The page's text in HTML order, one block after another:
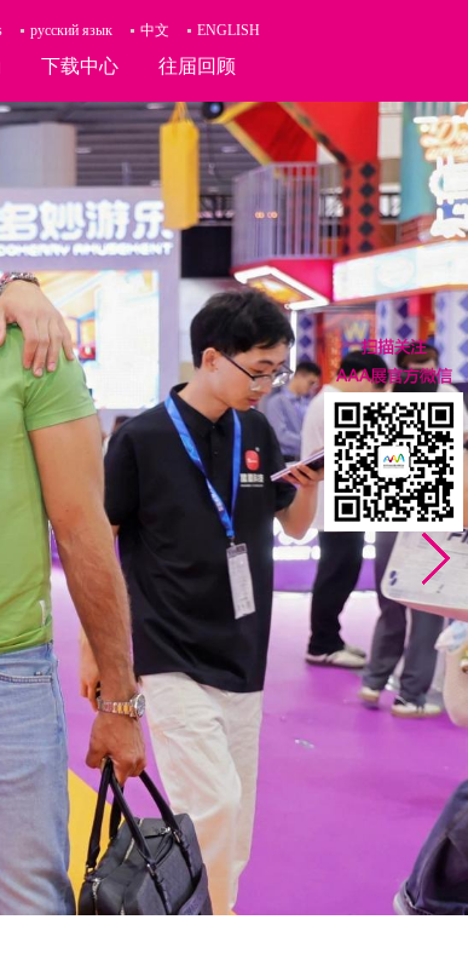
русский язык 中文 ENGLISH
下载中心 往届回顾